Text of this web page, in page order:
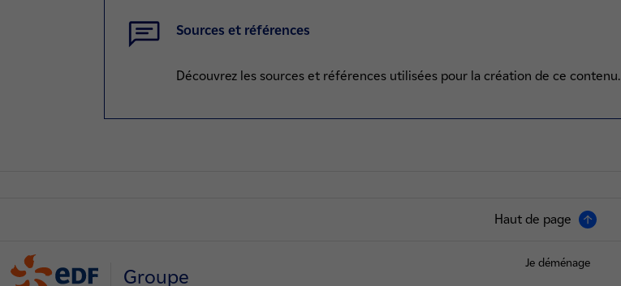
Sources et références
Découvrez les sources et références utilisées pour la création de ce contenu.
Haut de page
Groupe
Je déménage